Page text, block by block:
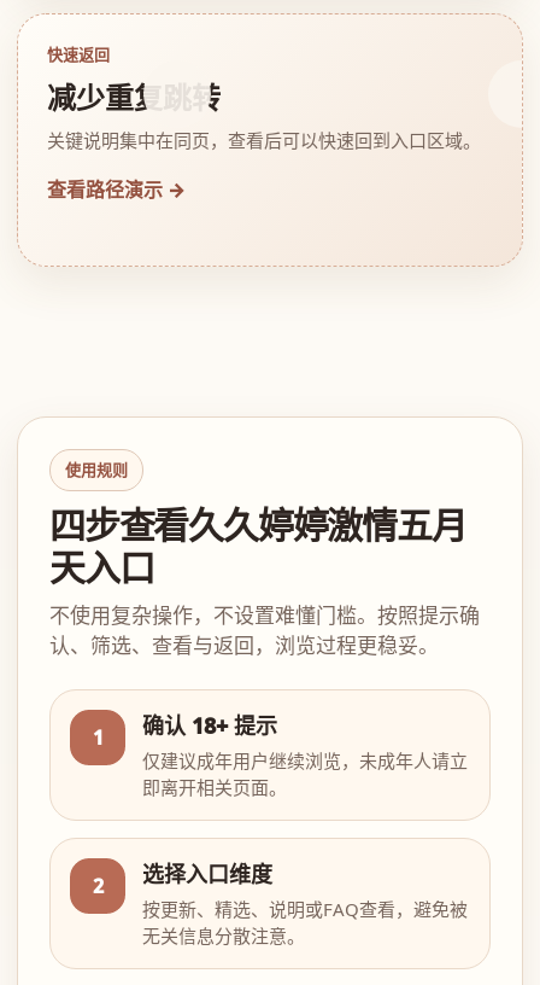
快速返回
减少重复跳转
关键说明集中在同页，查看后可以快速回到入口区域。
查看路径演示 →
使用规则
四步查看久久婷婷激情五月
天入口
不使用复杂操作，不设置难懂门槛。按照提示确
认、筛选、查看与返回，浏览过程更稳妥。
1 确认 18+ 提示
仅建议成年用户继续浏览，未成年人请立
即离开相关页面。
2 选择入口维度
按更新、精选、说明或FAQ查看，避免被
无关信息分散注意。